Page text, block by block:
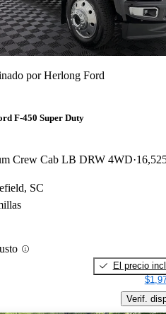
porHerlong Ford
F-450 Super Duty
Crew Cab LB DRW 4WD
SC
El precio
Verif.